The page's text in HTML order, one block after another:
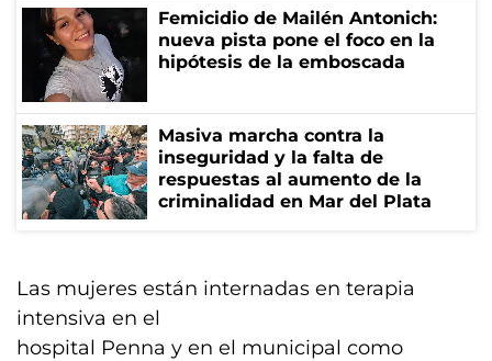
Femicidio de Mailén Antonich:
nueva pista pone el foco en la
hipótesis de la emboscada
Masiva marcha contra la
inseguridad y la falta de
respuestas al aumento de la
criminalidad en Mar del Plata
Las mujeres están internadas en terapia
intensiva en el
hospital Penna y en el municipal como